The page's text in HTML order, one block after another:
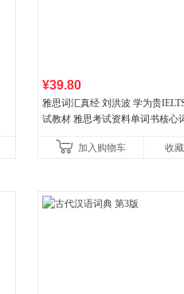
¥39.80
雅思词汇真经 刘洪波 学为贵
试教材 雅思考试资料单词书核心
加入购物车
收藏